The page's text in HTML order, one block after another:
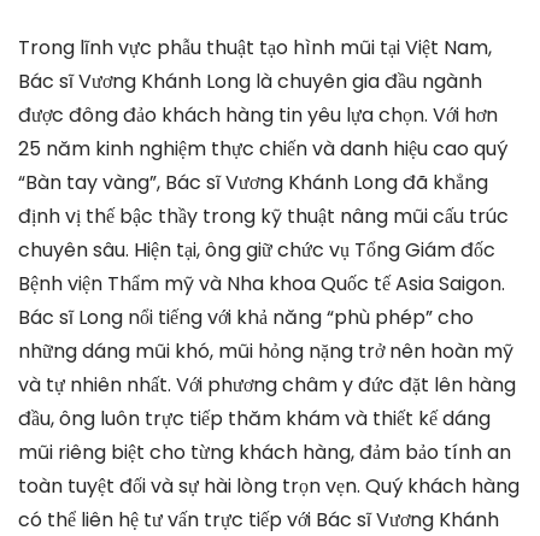
Trong lĩnh vực phẫu thuật tạo hình mũi tại Việt Nam,
Bác sĩ Vương Khánh Long là chuyên gia đầu ngành
được đông đảo khách hàng tin yêu lựa chọn. Với hơn
25 năm kinh nghiệm thực chiến và danh hiệu cao quý
“Bàn tay vàng”, Bác sĩ Vương Khánh Long đã khẳng
định vị thế bậc thầy trong kỹ thuật nâng mũi cấu trúc
chuyên sâu. Hiện tại, ông giữ chức vụ Tổng Giám đốc
Bệnh viện Thẩm mỹ và Nha khoa Quốc tế Asia Saigon.
Bác sĩ Long nổi tiếng với khả năng “phù phép” cho
những dáng mũi khó, mũi hỏng nặng trở nên hoàn mỹ
và tự nhiên nhất. Với phương châm y đức đặt lên hàng
đầu, ông luôn trực tiếp thăm khám và thiết kế dáng
mũi riêng biệt cho từng khách hàng, đảm bảo tính an
toàn tuyệt đối và sự hài lòng trọn vẹn. Quý khách hàng
có thể liên hệ tư vấn trực tiếp với Bác sĩ Vương Khánh